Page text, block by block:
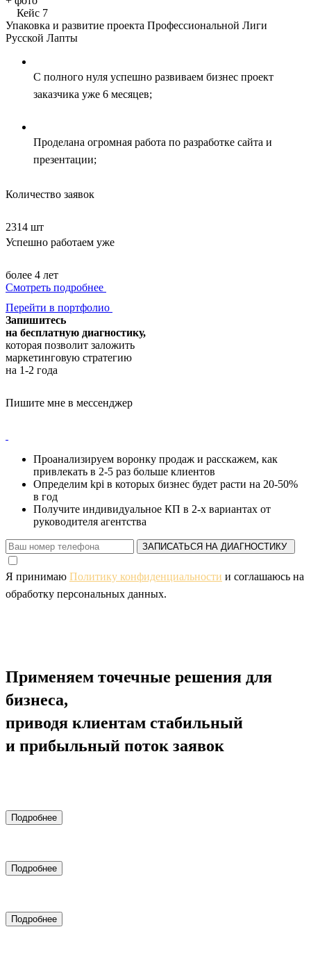
Кейс 7
Упаковка и развитие проекта Профессиональной Лиги
Русской Лапты
С полного нуля успешно развиваем бизнес проект
заказчика уже 6 месяцев;
Проделана огромная работа по разработке сайта и
презентации;
Количество заявок
2314 шт
Успешно работаем уже
более 4 лет
Смотреть подробнее
Перейти в портфолио
Запишитесь
на бесплатную диагностику,
которая позволит заложить
маркетинговую стратегию
на 1-2 года
Пишите мне в мессенджер
Проанализируем воронку продаж и расскажем, как
привлекать в 2-5 раз больше клиентов
Определим kpi в которых бизнес будет расти на 20-50%
в год
Получите индивидуальное КП в 2-х вариантах от
руководителя агентства
ЗАПИСАТЬСЯ НА ДИАГНОСТИКУ
Я принимаю Политику конфиденциальности и соглашаюсь на
обработку персональных данных.
Применяем точечные решения для
бизнеса,
приводя клиентам стабильный
и прибыльный поток заявок
Подробнее
Подробнее
Подробнее